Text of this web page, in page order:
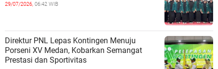
29/07/2026, 06:42 WIB
Direktur PNL Lepas Kontingen Menuju
Porseni XV Medan, Kobarkan Semangat
Prestasi dan Sportivitas